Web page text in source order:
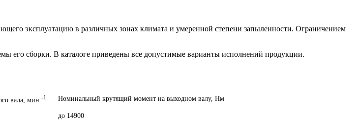
эксплуатацию в различных зонах климата и умеренной степени запыленности. Ограничением
его сборки. В каталоге приведены все допустимые варианты исполнений продукции.
вала, мин -1 Номинальный крутящий момент на выходном валу, Нм
до 14900